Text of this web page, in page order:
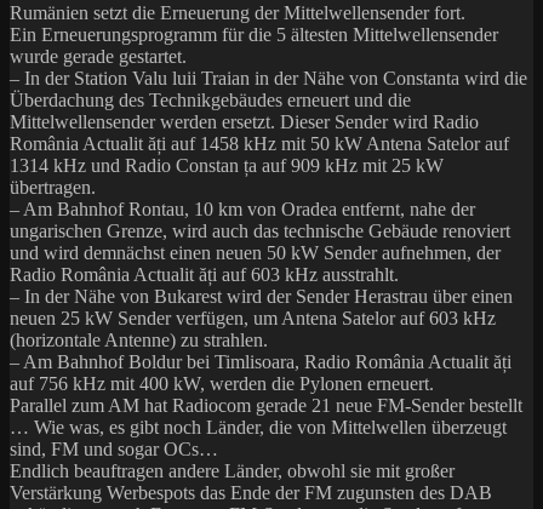
Rumänien setzt die Erneuerung der Mittelwellensender fort.
Ein Erneuerungsprogramm für die 5 ältesten Mittelwellensender
wurde gerade gestartet.
– In der Station Valu luii Traian in der Nähe von Constanta wird die
Überdachung des Technikgebäudes erneuert und die
Mittelwellensender werden ersetzt. Dieser Sender wird Radio
România Actualit ăți auf 1458 kHz mit 50 kW Antena Satelor auf
1314 kHz und Radio Constan ța auf 909 kHz mit 25 kW
übertragen.
– Am Bahnhof Rontau, 10 km von Oradea entfernt, nahe der
ungarischen Grenze, wird auch das technische Gebäude renoviert
und wird demnächst einen neuen 50 kW Sender aufnehmen, der
Radio România Actualit ăți auf 603 kHz ausstrahlt.
– In der Nähe von Bukarest wird der Sender Herastrau über einen
neuen 25 kW Sender verfügen, um Antena Satelor auf 603 kHz
(horizontale Antenne) zu strahlen.
– Am Bahnhof Boldur bei Timlisoara, Radio România Actualit ăți
auf 756 kHz mit 400 kW, werden die Pylonen erneuert.
Parallel zum AM hat Radiocom gerade 21 neue FM-Sender bestellt
… Wie was, es gibt noch Länder, die von Mittelwellen überzeugt
sind, FM und sogar OCs…
Endlich beauftragen andere Länder, obwohl sie mit großer
Verstärkung Werbespots das Ende der FM zugunsten des DAB